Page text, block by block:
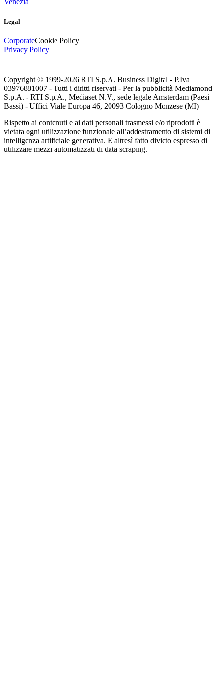
Venezia
Legal
CorporateCookie Policy
Privacy Policy
Copyright © 1999-2026 RTI S.p.A. Business Digital - P.Iva
03976881007 - Tutti i diritti riservati - Per la pubblicità Mediamond
S.p.A. - RTI S.p.A., Mediaset N.V., sede legale Amsterdam (Paesi
Bassi) - Uffici Viale Europa 46, 20093 Cologno Monzese (MI)
Rispetto ai contenuti e ai dati personali trasmessi e/o riprodotti è
vietata ogni utilizzazione funzionale all’addestramento di sistemi di
intelligenza artificiale generativa. È altresì fatto divieto espresso di
utilizzare mezzi automatizzati di data scraping.